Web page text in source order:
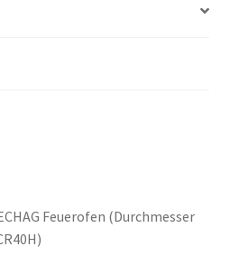
Feuerofen (Durchmesser